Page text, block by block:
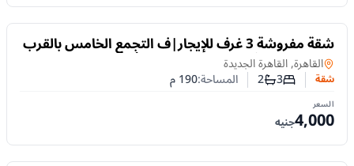
للايجار شقة مفروشة 3 غرف للإيجار|ف التجمع الخامس بالقرب
من الجامعة الأمريكية | إيجار يومي أو شهري
شقةفي
القاهرة, القاهرة الجديدة
شقة عدد غرف النوم
3عدد الحمامات
2 المساحة:190م
السعر
4,000جنيه